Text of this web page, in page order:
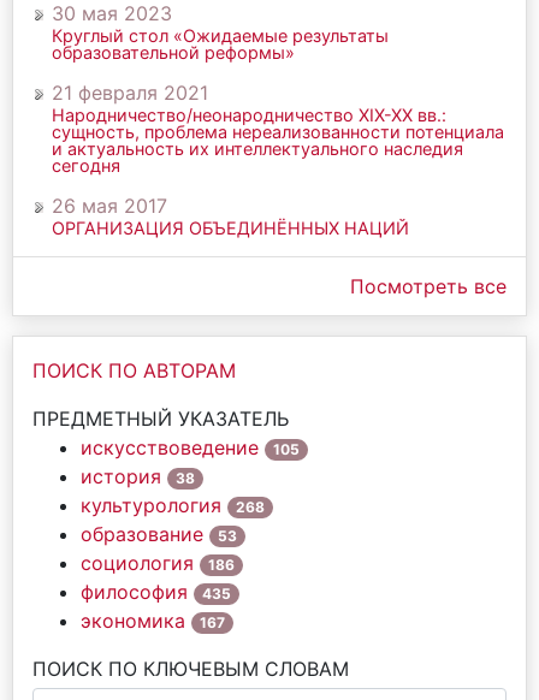
30 мая 2023
Круглый стол «Ожидаемые результаты
образовательной реформы»
21 февраля 2021
Народничество/неонародничество ХIХ-ХХ вв.:
сущность, проблема нереализованности потенциала
и актуальность их интеллектуального наследия
сегодня
26 мая 2017
ОРГАНИЗАЦИЯ ОБЪЕДИНЁННЫХ НАЦИЙ
Посмотреть все
ПОИСК ПО АВТОРАМ
ПРЕДМЕТНЫЙ УКАЗАТЕЛЬ
искусствоведение
105
история 38
культурология 268
образование 53
социология 186
философия 435
экономика 167
ПОИСК ПО КЛЮЧЕВЫМ СЛОВАМ